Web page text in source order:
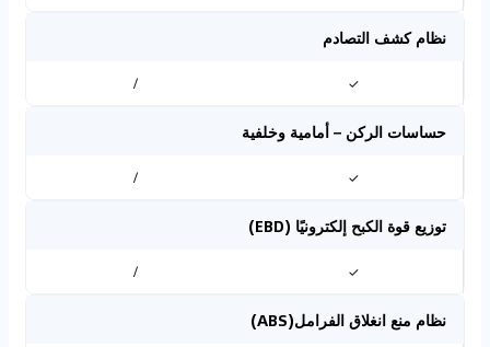
نظام كشف التصادم
✓
/
حساسات الركن – أمامية وخلفية
✓
/
توزيع قوة الكبح إلكترونيًا (EBD)
✓
/
نظام منع انغلاق الفرامل(ABS)